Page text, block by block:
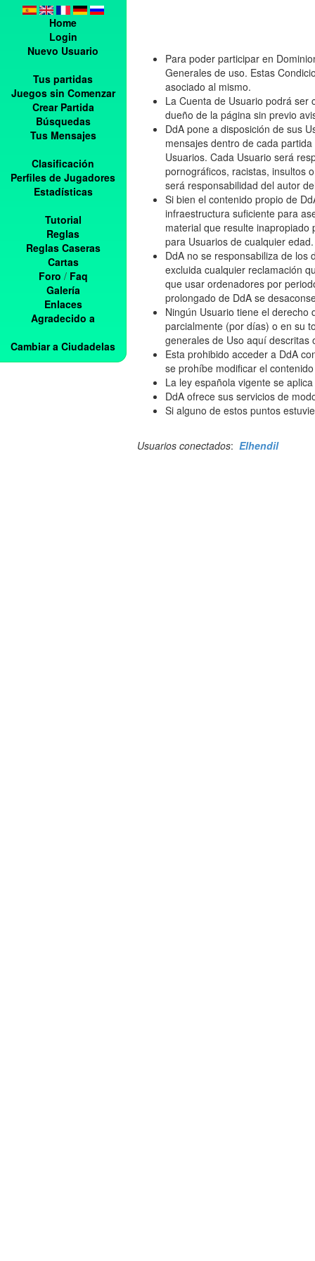
Home
Login
Nuevo Usuario
Tus partidas
Juegos sin Comenzar
Crear Partida
Búsquedas
Tus Mensajes
Clasificación
Perfiles de Jugadores
Estadísticas
Tutorial
Reglas
Reglas Caseras
Cartas
Foro / Faq
Galería
Enlaces
Agradecido a
Cambiar a Ciudadelas
Para poder participar en
Generales de uso. Estas
asociado al mismo.
La Cuenta de Usuario podrá ser
dueño de la página sin previo
DdA pone a disposición de sus
mensajes dentro de cada
Usuarios. Cada Usuario será
pornográficos, racistas, insultos
será responsabilidad del autor
Si bien el contenido propio de
infraestructura suficiente para
material que resulte
para Usuarios de cualquier edad.
DdA no se responsabiliza de los
excluida cualquier reclamación
que usar ordenadores por
prolongado de DdA se
Ningún Usuario tiene el derecho
parcialmente (por días) o en su
generales de Uso aquí descritas
Esta prohibido acceder a DdA
se prohíbe modificar el
La ley española vigente se
DdA ofrece sus servicios de
Si alguno de estos puntos
Usuarios conectados: Elhendil